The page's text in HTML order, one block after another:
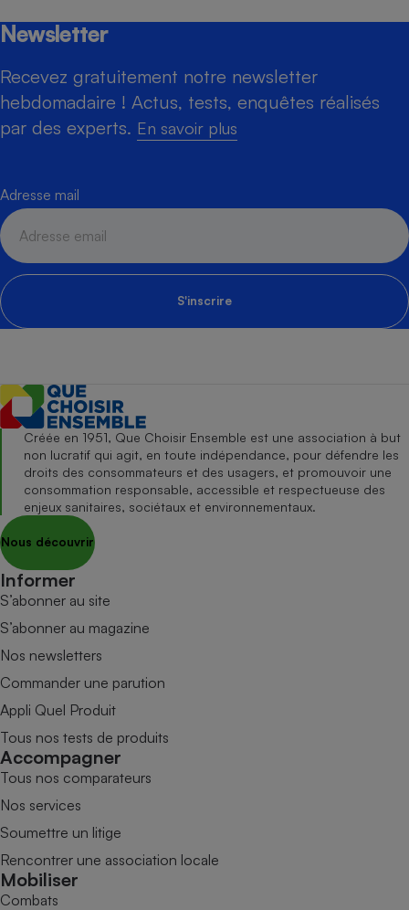
Newsletter
Recevez gratuitement notre newsletter
hebdomadaire ! Actus, tests, enquêtes réalisés
par des experts. En savoir plus
Adresse mail
S'inscrire
Créée en 1951, Que Choisir Ensemble est une association à but
non lucratif qui agit, en toute indépendance, pour défendre les
droits des consommateurs et des usagers, et promouvoir une
consommation responsable, accessible et respectueuse des
enjeux sanitaires, sociétaux et environnementaux.
Nous découvrir
Informer
S’abonner au site
S’abonner au magazine
Nos newsletters
Commander une parution
Appli Quel Produit
Tous nos tests de produits
Accompagner
Tous nos comparateurs
Nos services
Soumettre un litige
Rencontrer une association locale
Mobiliser
Combats